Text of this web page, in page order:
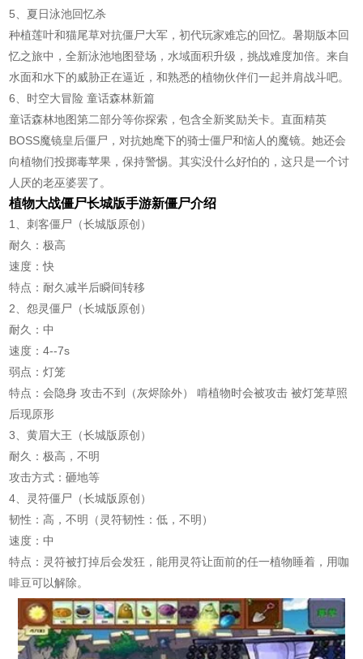
5、夏日泳池回忆杀
种植莲叶和猫尾草对抗僵尸大军，初代玩家难忘的回忆。暑期版本回
忆之旅中，全新泳池地图登场，水域面积升级，挑战难度加倍。来自
水面和水下的威胁正在逼近，和熟悉的植物伙伴们一起并肩战斗吧。
6、时空大冒险 童话森林新篇
童话森林地图第二部分等你探索，包含全新奖励关卡。直面精英
BOSS魔镜皇后僵尸，对抗她麾下的骑士僵尸和恼人的魔镜。她还会
向植物们投掷毒苹果，保持警惕。其实没什么好怕的，这只是一个讨
人厌的老巫婆罢了。
植物大战僵尸长城版手游新僵尸介绍
1、刺客僵尸（长城版原创）
耐久：极高
速度：快
特点：耐久减半后瞬间转移
2、怨灵僵尸（长城版原创）
耐久：中
速度：4--7s
弱点：灯笼
特点：会隐身 攻击不到（灰烬除外） 啃植物时会被攻击 被灯笼草照
后现原形
3、黄眉大王（长城版原创）
耐久：极高，不明
攻击方式：砸地等
4、灵符僵尸（长城版原创）
韧性：高，不明（灵符韧性：低，不明）
速度：中
特点：灵符被打掉后会发狂，能用灵符让面前的任一植物睡着，用咖
啡豆可以解除。